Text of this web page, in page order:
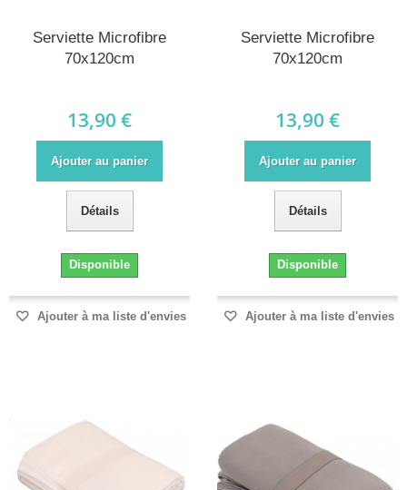
Serviette Microfibre
70x120cm
13,90 €
Ajouter au panier
Détails
Disponible
Ajouter à ma liste d'envies
Serviette Microfibre
70x120cm
13,90 €
Ajouter au panier
Détails
Disponible
Ajouter à ma liste d'envies